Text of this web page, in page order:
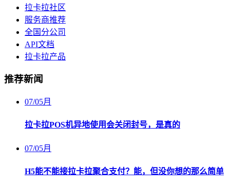
拉卡拉社区
服务商推荐
全国分公司
API文档
拉卡拉产品
推荐新闻
07/05月
拉卡拉POS机异地使用会关闭封号，是真的
07/05月
H5能不能接拉卡拉聚合支付？能，但没你想的那么简单